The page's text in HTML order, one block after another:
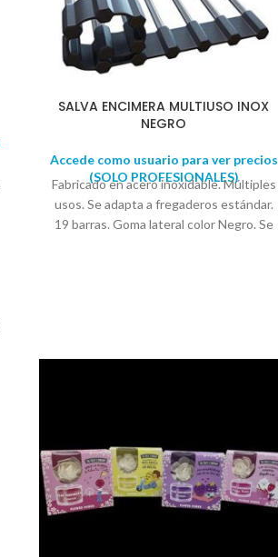
SALVA ENCIMERA MULTIUSO INOX
NEGRO
Accede como usuario para ver precios
(SOLO PROFESIONALES)
Fabricado en acero inoxidable. Múltiples
usos. Se adapta a fregaderos estándar.
19 barras. Goma lateral color Negro. Se